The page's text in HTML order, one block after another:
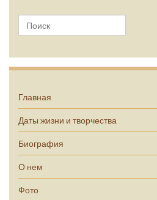
Главная
Даты жизни и творчества
Биография
О нем
Фото